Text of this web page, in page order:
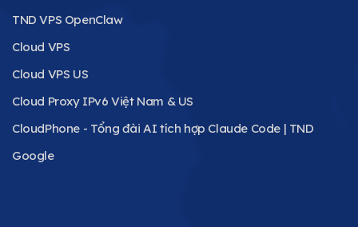
TND VPS OpenClaw
Cloud VPS
Cloud VPS US
Cloud Proxy IPv6 Việt Nam & US
CloudPhone - Tổng đài AI tích hợp Claude Code | TND
Google